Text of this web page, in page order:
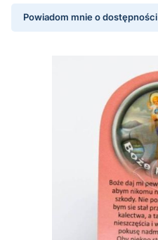
Powiadom mnie o dostępności